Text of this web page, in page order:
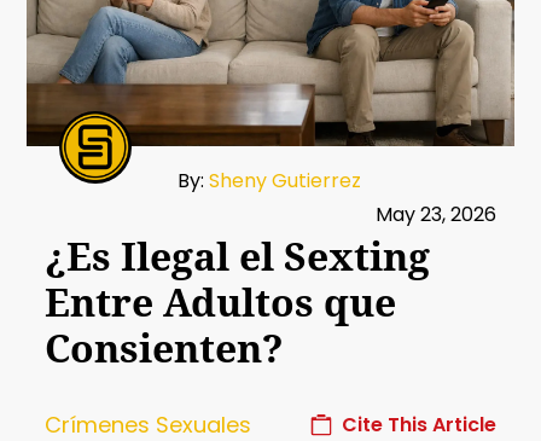
By:Sheny Gutierrez
May 23, 2026
¿Es Ilegal el Sexting
Entre Adultos que
Consienten?
Crímenes Sexuales Cite This Article